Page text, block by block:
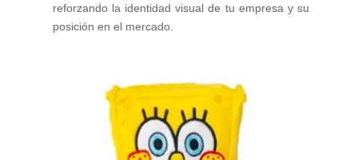
reforzando la identidad visual de tu empresa y su
posición en el mercado.